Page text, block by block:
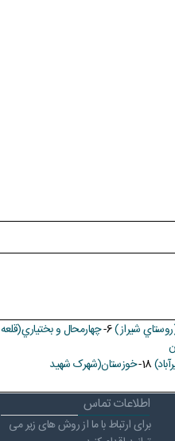
شيراز)6- چهارمحال و بختياري(قلعه
18-
خوزستان(شهرک شهيد
اطلاعات تماس
برای ارتباط با ما از روش های زیر می